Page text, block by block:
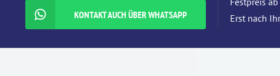
KONTAKT AUCH ÜBER WHATSAPP
Erst nach